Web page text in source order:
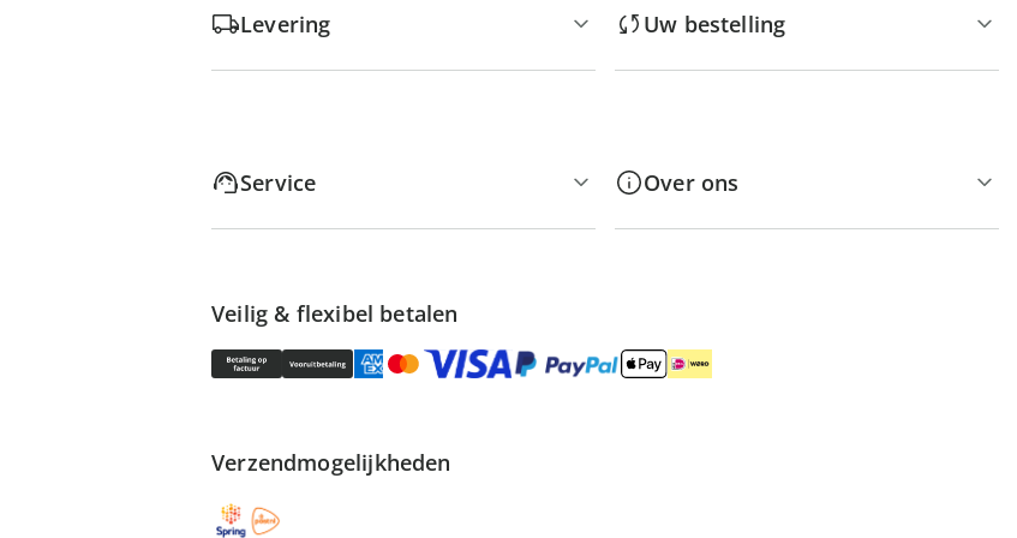
Levering Uw bestelling
Service Over ons
Veilig & flexibel betalen
Verzendmogelijkheden